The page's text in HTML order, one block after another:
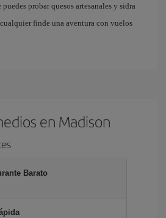
probar quesos artesanales y sidra
finde una aventura con vuelos
en Madison
Barato